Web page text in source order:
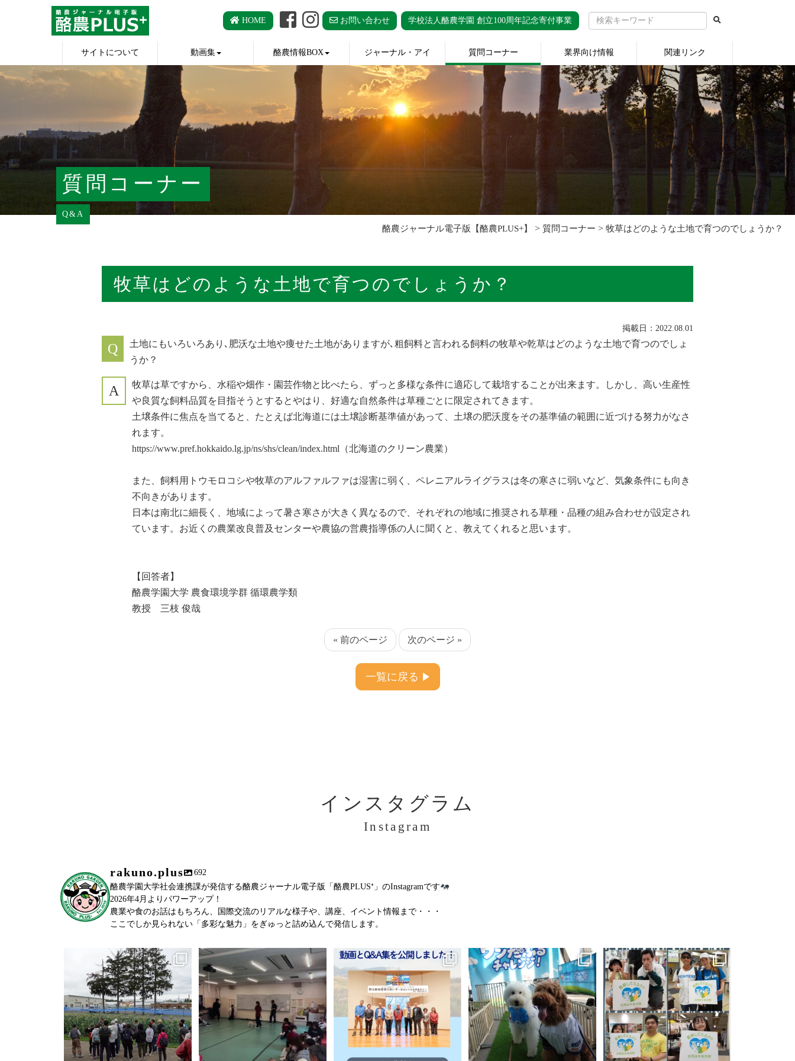
HOME お問い合わせ 学校法人酪農学園 創立100周年記念寄付事業
サイトについて 動画集 酪農情報BOX ジャーナル・アイ 質問コーナー 業界向け情報 関連リンク
質問コーナー
Q&A
酪農ジャーナル電子版【酪農PLUS+】 > 質問コーナー > 牧草はどのような土地で育つのでしょうか？
牧草はどのような土地で育つのでしょうか？
掲載日：2022.08.01
Q
土地にもいろいろあり､肥沃な土地や痩せた土地がありますが､粗飼料と言われる飼料の牧草や乾草はどのような土地で育つのでしょ
うか？
A
牧草は草ですから、水稲や畑作・園芸作物と比べたら、ずっと多様な条件に適応して栽培することが出来ます。しかし、高い生産性
や良質な飼料品質を目指そうとするとやはり、好適な自然条件は草種ごとに限定されてきます。
土壌条件に焦点を当てると、たとえば北海道には土壌診断基準値があって、土壌の肥沃度をその基準値の範囲に近づける努力がなさ
れます。
https://www.pref.hokkaido.lg.jp/ns/shs/clean/index.html（北海道のクリーン農業）
また、飼料用トウモロコシや牧草のアルファルファは湿害に弱く、ペレニアルライグラスは冬の寒さに弱いなど、気象条件にも向き
不向きがあります。
日本は南北に細長く、地域によって暑さ寒さが大きく異なるので、それぞれの地域に推奨される草種・品種の組み合わせが設定され
ています。お近くの農業改良普及センターや農協の営農指導係の人に聞くと、教えてくれると思います。
【回答者】
酪農学園大学 農食環境学群 循環農学類
教授 三枝 俊哉
« 前のページ 次のページ »
一覧に戻る
インスタグラム
Instagram
rakuno.plus
692
酪農学園大学社会連携課が発信する酪農ジャーナル電子版「酪農PLUS⁺」のInstagramです
2026年4月よりパワーアップ！
農業や食のお話はもちろん、国際交流のリアルな様子や、講座、イベント情報まで・・・
ここでしか見られない「多彩な魅力」をぎゅっと詰め込んで発信します。
＼農場見学講座を開催しました！ ／
83 0
「後期募集開始！」
6月27日(土)に、全5回に渡る犬のしつけ
教室(前期)が終了いたしました。...
76 0
＼動画＆特別Q&A集を公開しました！
...
11 0
＼ワンだふるな1日をありがとうござい
ました！
／...
77 0
＼ 4日間ありがとうございました！大盛
況で無事終了
／
...
224 2